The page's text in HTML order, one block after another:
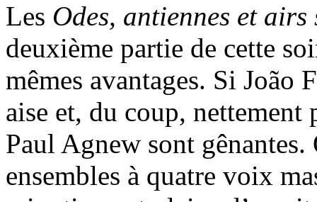
Les Odes, antiennes et
deuxième partie de cette
mêmes avantages. Si João
aise et, du coup,
Paul Agnew sont
ensembles à quatre voix